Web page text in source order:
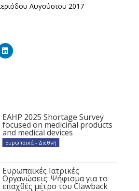
Αυγούστου 2017
EAHP 2025 Shortage Survey
focused on medicinal products
and medical devices
Ευρωπαϊκά - Διεθνή
Ευρωπαϊκές Ιατρικές
Οργανώσεις: Ψήφισμα για το
επαχθές μέτρο του Clawback